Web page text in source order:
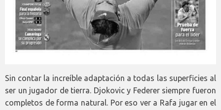
Sin contar la increíble adaptación a todas las superficies al
ser un jugador de tierra. Djokovic y Federer siempre fueron
completos de forma natural. Por eso ver a Rafa jugar en el